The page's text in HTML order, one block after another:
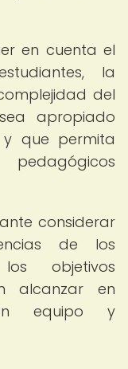
en cuenta el
la
del
apropiado
que permita
considerar
de los
objetivos
alcanzar en
equipo y